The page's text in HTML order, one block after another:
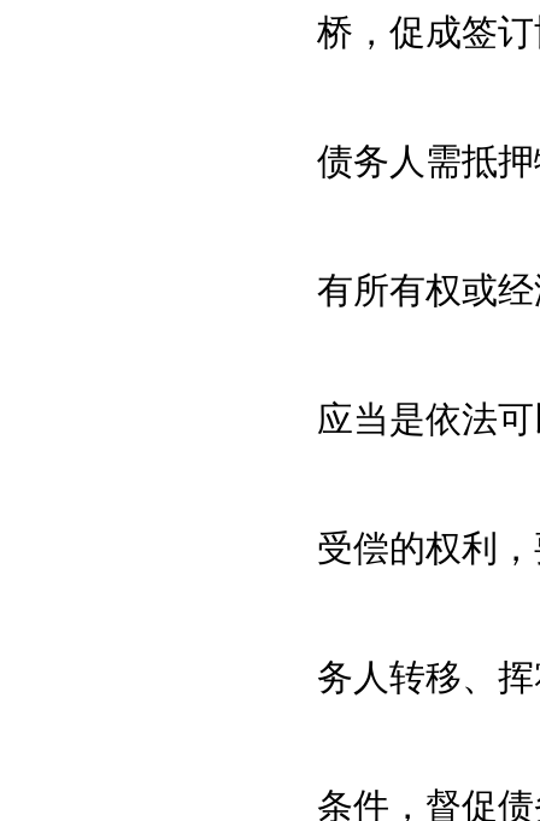
桥，促成签
债务人需抵
有所有权或
应当是依法
受偿的权利
务人转移、
条件，督促